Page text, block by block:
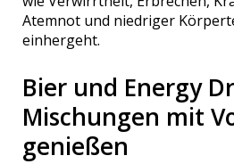
Atemnot und niedriger
einhergeht.
Bier und Energy
Mischungen mit
genießen